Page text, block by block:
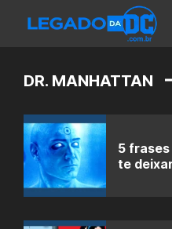
DR. MANHATTAN
5
te